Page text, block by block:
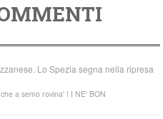
Lo Spezia segna nella ripresa
a semo rovina' ! I NE' BON